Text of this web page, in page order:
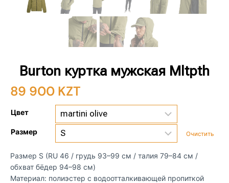
Burton куртка мужская Mltpth
89 900 KZT
Цвет
Размер Очистить
Размер S (RU 46 / грудь 93–99 см / талия 79–84 см /
обхват бёдер 94–98 см)
Материал: полиэстер с водоотталкивающей пропиткой